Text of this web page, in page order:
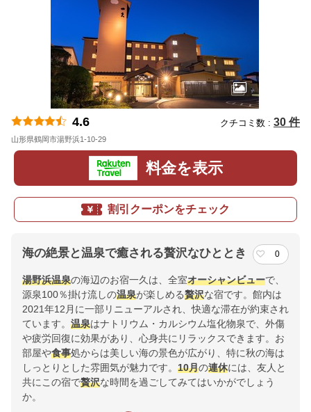
4.6 クチコミ数 : 30 件
山形県鶴岡市湯野浜1-10-29
料金を表示
割引クーポンをチェック
海の絶景と温泉で癒される贅沢なひととき 0
湯野浜温泉の海辺のお宿一久は、全室オーシャンビューで、
源泉100％掛け流しの温泉が楽しめる贅沢な宿です。館内は
2021年12月に一部リニューアルされ、快適な滞在が約束され
ています。 温泉はナトリウム・カルシウム塩化物泉で、外傷
や疲労回復に効果があり、心身共にリラックスできます。お
部屋や食事処からは美しい海の景色が広がり、特に秋の海は
しっとりとした雰囲気が魅力です。 10月の連休には、友人と
共にこの宿で贅沢な時間を過ごしてみてはいかがでしょう
か。